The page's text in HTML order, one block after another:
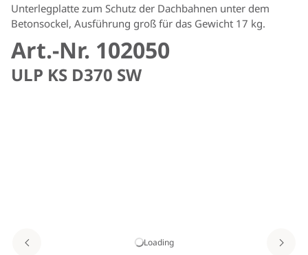
Unterlegplatte zum Schutz der Dachbahnen unter dem
Betonsockel, Ausführung groß für das Gewicht 17 kg.
Art.-Nr. 102050
ULP KS D370 SW
Loading